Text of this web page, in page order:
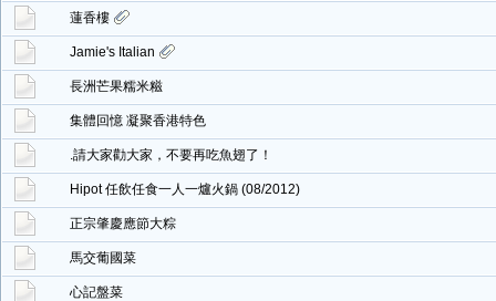
蓮香樓
Jamie's Italian
長洲芒果糯米糍
集體回憶 凝聚香港特色
.請大家勸大家，不要再吃魚翅了！
Hipot 任飲任食一人一爐火鍋 (08/2012)
正宗肇慶應節大粽
馬交葡國菜
心記盤菜